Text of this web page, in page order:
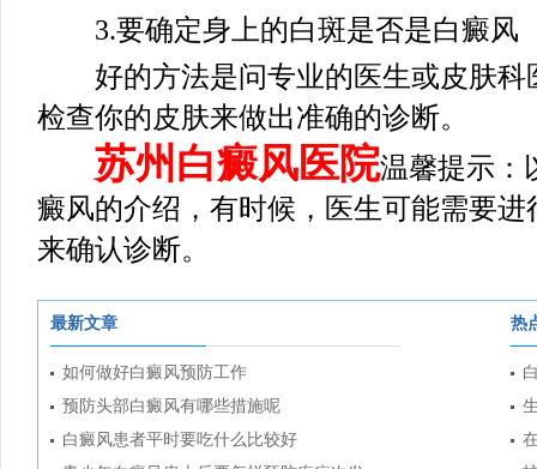
3.要确定身上的白斑是否是白癜风
好的方法是问专业的医生或皮肤科
检查你的皮肤来做出准确的诊断。
苏州白癜风医院温馨提示：
癜风的介绍，有时候，医生可能需要
来确认诊断。
最新文章
如何做好白癜风预防工作
预防头部白癜风有哪些措施呢
白癜风患者平时要吃什么比较好
热